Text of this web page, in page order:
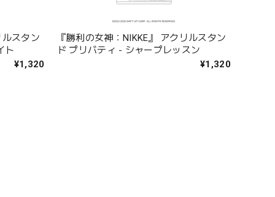
スタン
ト
¥1,320
『勝利の女神：NIKKE』 アクリルスタン
ド プリバティ - シャープレッスン
¥1,320